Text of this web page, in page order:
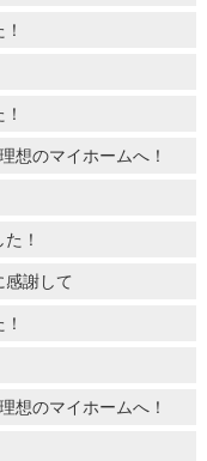
想のマイホームへ！
！
感謝して
想のマイホームへ！